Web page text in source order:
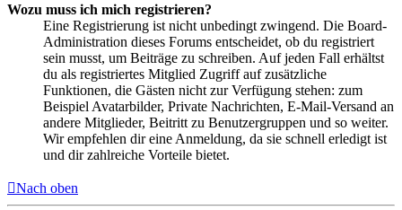
Wozu muss ich mich registrieren?
Eine Registrierung ist nicht unbedingt zwingend. Die Board-
Administration dieses Forums entscheidet, ob du registriert
sein musst, um Beiträge zu schreiben. Auf jeden Fall erhältst
du als registriertes Mitglied Zugriff auf zusätzliche
Funktionen, die Gästen nicht zur Verfügung stehen: zum
Beispiel Avatarbilder, Private Nachrichten, E-Mail-Versand an
andere Mitglieder, Beitritt zu Benutzergruppen und so weiter.
Wir empfehlen dir eine Anmeldung, da sie schnell erledigt ist
und dir zahlreiche Vorteile bietet.
Nach oben